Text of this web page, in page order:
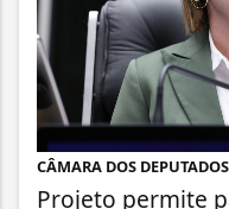
CÂMARA DOS DEPUTADOS
Projeto permite